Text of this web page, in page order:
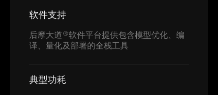
软件支持
后摩大道 ®软件平台提供包含模型优化、编
译、量化及部署的全栈工具
典型功耗